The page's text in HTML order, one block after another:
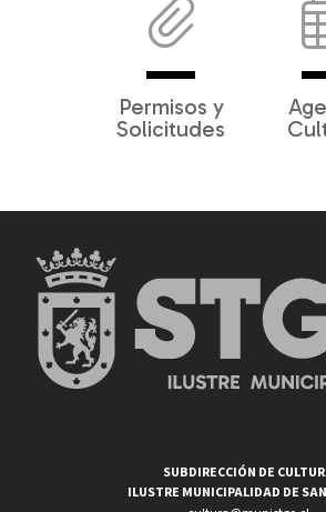
Permisos y
Solicitudes
SUBDIRECCIÓN DE
ILUSTRE MUNICIPALIDAD DE